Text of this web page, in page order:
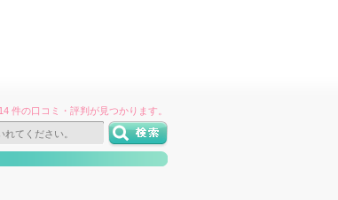
件の口コミ・評判が見つかります。